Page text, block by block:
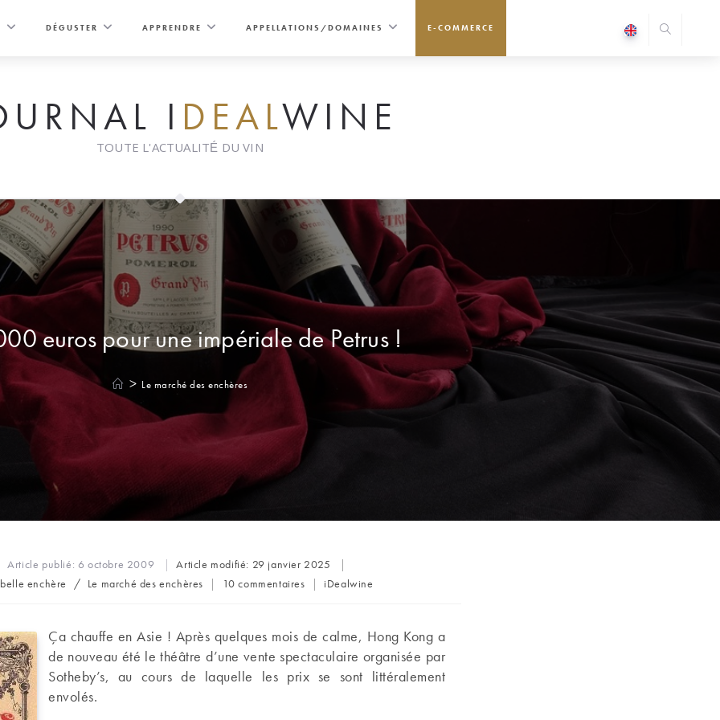
DÉGUSTER APPRENDRE APPELLATIONS/DOMAINES E-COMMERCE
I DEALWINE
TOUTE L'ACTUALITÉ DU VIN
euros pour une impériale de Petrus !
> Le marché des enchères
Article publié: 6 octobre 2009 Article modifié: 29 janvier 2025
enchère / Le marché des enchères
Commentaires
publication :
10 commentaires
Auteur/autrice
publication :
iDealwine
Ça chauffe en Asie ! Après quelques mois de calme, Hong Kong a
de nouveau été le théâtre d’une vente spectaculaire organisée par
Sotheby’s, au cours de laquelle les prix se sont littéralement
envolés.